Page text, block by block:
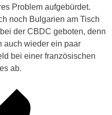
Problem aufgebürdet.
noch Bulgarien am Tisch
der CBDC geboten, denn
auch wieder ein paar
bei einer französischen
ab.